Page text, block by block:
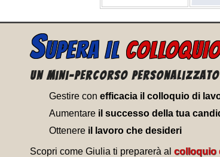
SUPERA IL
Un Mini-percorso
Gestire con efficacia il colloquio di
Aumentare il successo della tua
Ottenere il lavoro che desideri
Scopri come Giulia ti preparerà al colloquio